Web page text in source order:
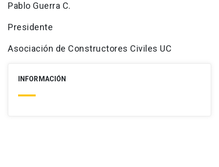
Pablo Guerra C.
Presidente
Asociación de Constructores Civiles UC
INFORMACIÓN